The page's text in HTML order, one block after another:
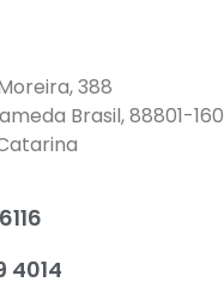
388
Brasil, 88801-160
4014